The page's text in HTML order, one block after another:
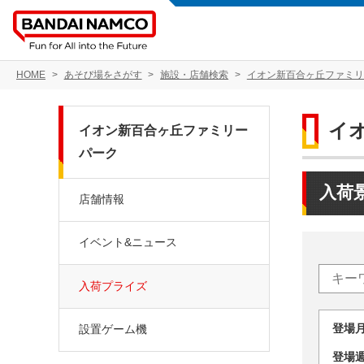
HOME あそび場をさがす 施設・店舗検索 イオン新百合ヶ丘ファミ
イ
入荷
登
登
イオン新百合ヶ丘ファミリー
パーク
店舗情報
イベント&ニュース
入荷プライズ
設置ゲーム機